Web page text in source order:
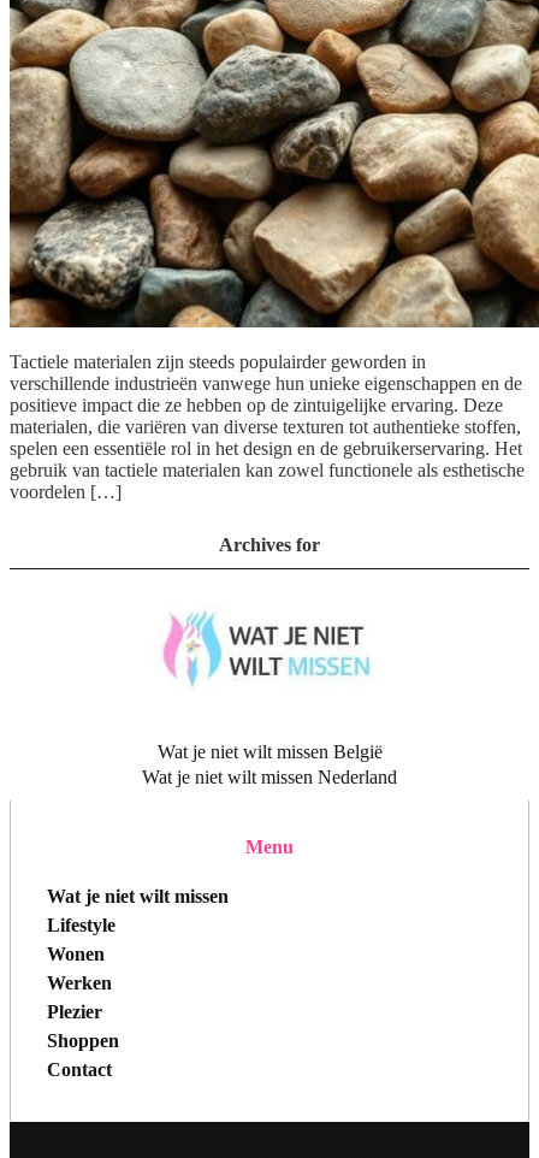
Tactiele materialen zijn steeds populairder geworden in
verschillende industrieën vanwege hun unieke eigenschappen en de
positieve impact die ze hebben op de zintuigelijke ervaring. Deze
materialen, die variëren van diverse texturen tot authentieke stoffen,
spelen een essentiële rol in het design en de gebruikerservaring. Het
gebruik van tactiele materialen kan zowel functionele als esthetische
voordelen […]
Archives for
Wat je niet wilt missen België
Wat je niet wilt missen Nederland
Menu
Wat je niet wilt missen
Lifestyle
Wonen
Werken
Plezier
Shoppen
Contact